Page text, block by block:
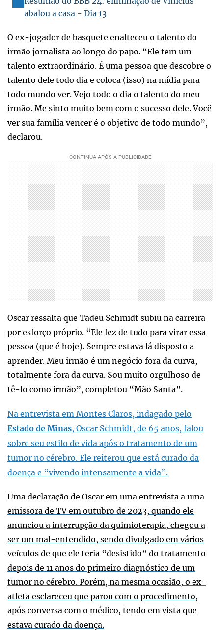
abalou a casa - Dia 13
O ex-jogador de basquete enalteceu o talento do
irmão jornalista ao longo do papo. “Ele tem um
talento extraordinário. É uma pessoa que descobre o
talento dele todo dia e coloca (isso) na mídia para
todo mundo ver. Vejo todo o dia o talento do meu
irmão. Me sinto muito bem com o sucesso dele. Você
ver sua família vencer é o objetivo de todo mundo”,
declarou.
Oscar ressalta que Tadeu Schmidt subiu na carreira
por esforço próprio. “Ele fez de tudo para virar essa
pessoa (que é hoje). Sempre estava lá disposto a
aprender. Meu irmão é um negócio fora da curva,
totalmente fora da curva. Sou muito orgulhoso de
tê-lo como irmão”, completou “Mão Santa”.
Na entrevista em Montes Claros, indagado pelo
Estado de Minas, Oscar Schmidt, de 65 anos, falou
sobre seu estilo de vida após o tratamento de um
tumor no cérebro. Ele reiterou que está curado da
doença e “vivendo intensamente a vida”.
Uma declaração de Oscar em uma entrevista a uma
emissora de TV em outubro de 2023, quando ele
anunciou a interrupção da quimioterapia, chegou a
ser um mal-entendido, sendo divulgado em vários
veículos de que ele teria “desistido” do tratamento
depois de 11 anos do primeiro diagnóstico de um
tumor no cérebro. Porém, na mesma ocasião, o ex-
atleta esclareceu que parou com o procedimento,
após conversa com o médico, tendo em vista que
estava curado da doença.